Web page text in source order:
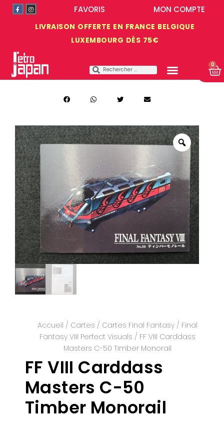
LIVRAISON OFFERTE EN FRANCE BELGIQUE
LUXEMBOURG DÈS 75€
MON COMPTE
FAVORIS
0
Accueil / Cartes / Cartes Final Fantasy / Final
Fantasy VIII Perfect Visuals / FF VIII Carddass
Masters C-50 Timber Monorail
FF VIII Carddass
Masters C-50
Timber Monorail